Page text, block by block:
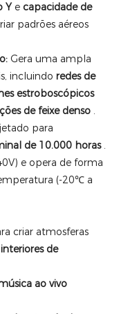
Ye capacidade de
padrões aéreos
Gera uma ampla
incluindo redes de
estroboscópicos
de feixe denso.
para
de 10.000 horas.
e opera de forma
(-20℃ a
criar atmosferas
de
ao vivo